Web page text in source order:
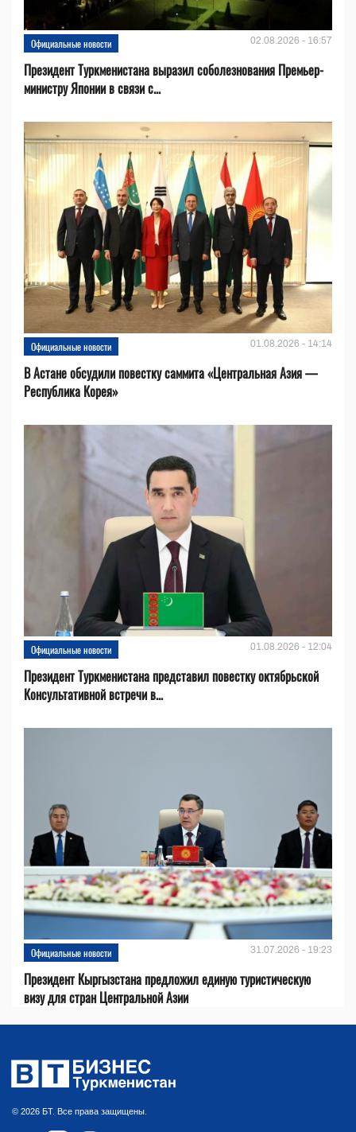
Официальные новости 02.08.2026 - 16:57
Президент Туркменистана выразил соболезнования Премьер-
министру Японии в связи с...
Официальные новости 01.08.2026 - 14:14
В Астане обсудили повестку саммита «Центральная Азия —
Республика Корея»
Официальные новости 01.08.2026 - 12:04
Президент Туркменистана представил повестку октябрьской
Консультативной встречи в...
Официальные новости 31.07.2026 - 19:23
Президент Кыргызстана предложил единую туристическую
визу для стран Центральной Азии
© 2026 БТ. Все права защищены.